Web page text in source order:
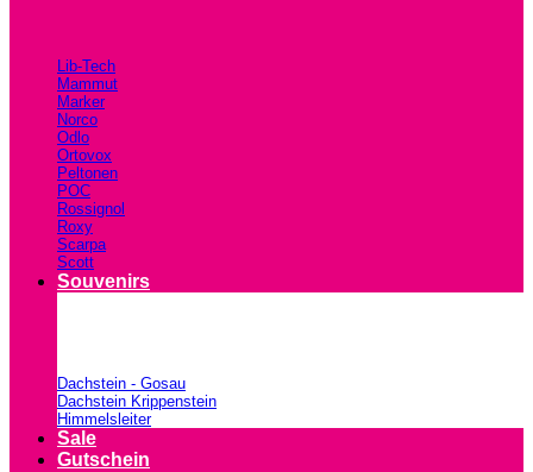
Lib-Tech
Mammut
Marker
Norco
Odlo
Ortovox
Peltonen
POC
Rossignol
Roxy
Scarpa
Scott
Souvenirs
Dachstein - Gosau
Dachstein Krippenstein
Himmelsleiter
Sale
Gutschein